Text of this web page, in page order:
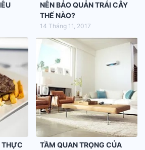
NÊN BẢO QUẢN TRÁI CÂY
THẾ NÀO?
14 Tháng 11, 2017
THỰC
TẦM QUAN TRỌNG CỦA